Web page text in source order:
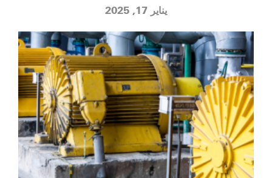
يناير 17, 2025